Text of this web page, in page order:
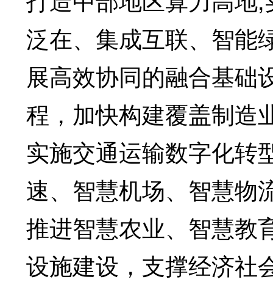
泛在、集成互联、智能
展高效协同的融合基础
程，加快构建覆盖制造
实施交通运输数字化转
速、智慧机场、智慧物
推进智慧农业、智慧教
设施建设，支撑经济社